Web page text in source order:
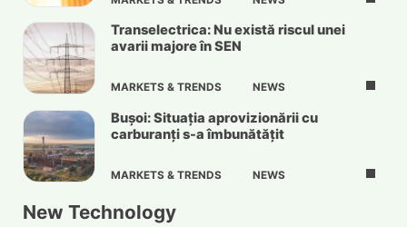
Transelectrica: Nu există riscul unei
avarii majore în SEN
MARKETS & TRENDS NEWS
Bușoi: Situația aprovizionării cu
carburanți s-a îmbunătățit
MARKETS & TRENDS NEWS
New Technology